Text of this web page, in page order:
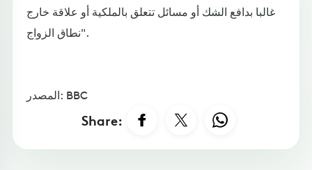
غالبا بدافع الشك أو مسائل تتعلق بالملكية أو علاقة خارج
نطاق الزواج".
المصدر: BBC
Share: